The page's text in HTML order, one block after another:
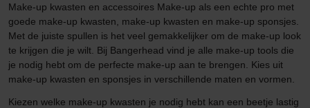
Make-up kwasten en accessoires Make-up als een echte pro met
goede make-up kwasten, make-up kwasten en make-up sponsjes.
Met de juiste spullen is het veel gemakkelijker om de make-up look
te krijgen die je wilt. Bij Bangerhead vind je alle make-up tools die
je nodig hebt om de perfecte make-up aan te brengen. Kies uit
make-up kwasten en sponsjes in verschillende maten en vormen.
Kiezen welke make-up kwasten je nodig hebt kan een beetje lastig